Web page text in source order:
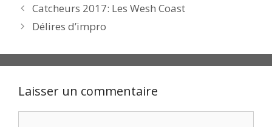
Catcheurs 2017: Les Wesh Coast
Délires d’impro
Laisser un commentaire